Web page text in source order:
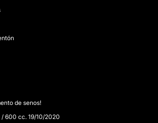
de senos!
/ 600 cc. 19/10/2020